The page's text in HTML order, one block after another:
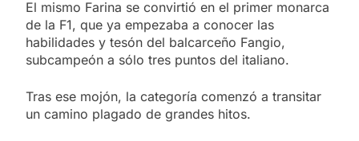
El mismo Farina se convirtió en el primer monarca
de la F1, que ya empezaba a conocer las
habilidades y tesón del balcarceño Fangio,
subcampeón a sólo tres puntos del italiano.
Tras ese mojón, la categoría comenzó a transitar
un camino plagado de grandes hitos.